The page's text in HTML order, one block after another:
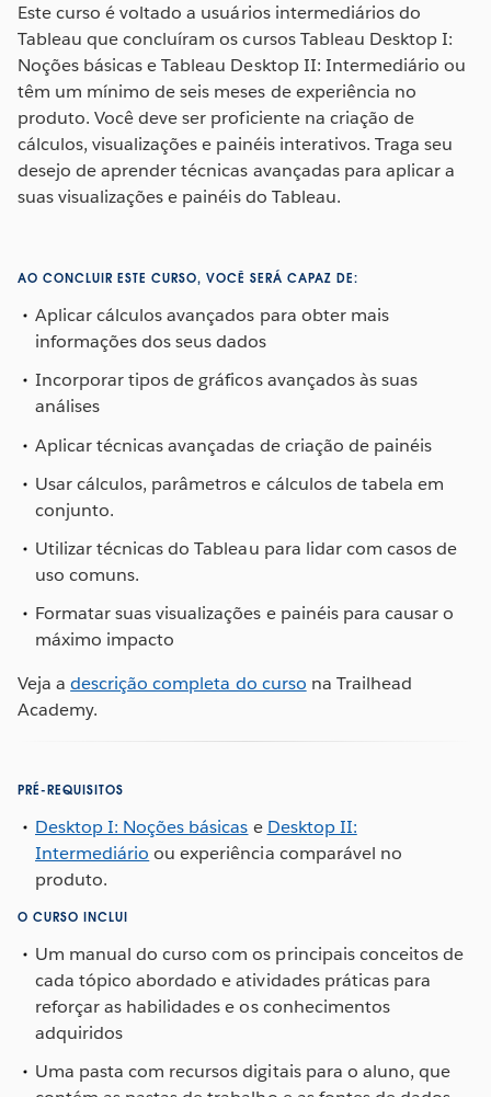
Este curso é voltado a usuários intermediários do
Tableau que concluíram os cursos Tableau Desktop I:
Noções básicas e Tableau Desktop II: Intermediário ou
têm um mínimo de seis meses de experiência no
produto. Você deve ser proficiente na criação de
cálculos, visualizações e painéis interativos. Traga seu
desejo de aprender técnicas avançadas para aplicar a
suas visualizações e painéis do Tableau.
AO CONCLUIR ESTE CURSO, VOCÊ SERÁ CAPAZ DE:
Aplicar cálculos avançados para obter mais
informações dos seus dados
Incorporar tipos de gráficos avançados às suas
análises
Aplicar técnicas avançadas de criação de painéis
Usar cálculos, parâmetros e cálculos de tabela em
conjunto.
Utilizar técnicas do Tableau para lidar com casos de
uso comuns.
Formatar suas visualizações e painéis para causar o
máximo impacto
Veja adescrição completa do curso na Trailhead
Academy.
PRÉ-REQUISITOS
Desktop I: Noções básicas e Desktop II:
Intermediário ou experiência comparável no
produto.
O CURSO INCLUI
Um manual do curso com os principais conceitos de
cada tópico abordado e atividades práticas para
reforçar as habilidades e os conhecimentos
adquiridos
Uma pasta com recursos digitais para o aluno, que